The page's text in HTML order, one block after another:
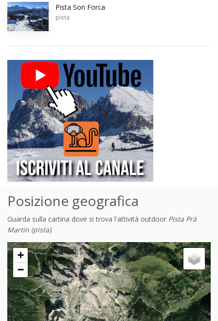
Pista Son Forca
pista
Posizione geografica
Guarda sulla cartina dove si trova l'attività outdoor Pista Prà
Martin (pista).
+
−